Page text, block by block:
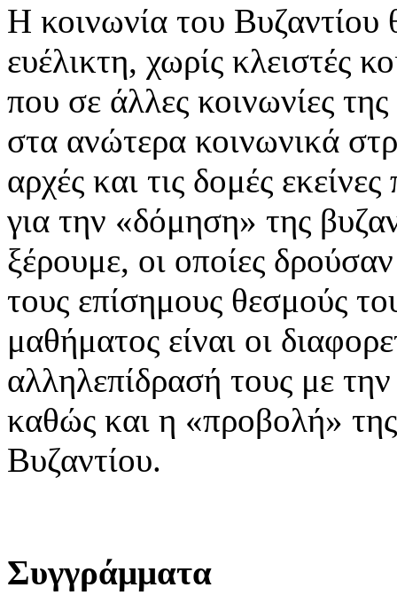
Η κοινωνία του Βυζαντίου
ευέλικτη, χωρίς κλειστές
που σε άλλες κοινωνίες
στα ανώτερα κοινωνικά
αρχές και τις δομές
για την «δόμηση» της
ξέρουμε, οι οποίες
τους επίσημους θεσμούς
μαθήματος είναι οι
αλληλεπίδρασή τους με
καθώς και η «προβολή» της
Βυζαντίου.
Συγγράμματα